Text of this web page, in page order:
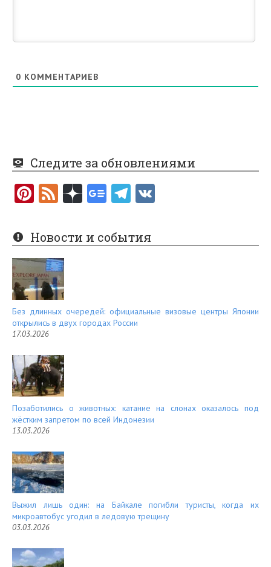
0 КОММЕНТАРИЕВ
Следите за обновлениями
Pi
er
es
t
F
e
d
Новости и события
Без длинных очередей: официальные визовые центры Японии
открылись в двух городах России
17.03.2026
Позаботились о животных: катание на слонах оказалось под
жёстким запретом по всей Индонезии
13.03.2026
Выжил лишь один: на Байкале погибли туристы, когда их
микроавтобус угодил в ледовую трещину
03.03.2026